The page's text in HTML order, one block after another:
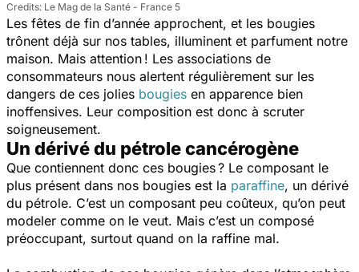
Le Mag de la Santé - France 5
Les fêtes de fin d’année approchent, et les bougies
trônent déjà sur nos tables, illuminent et parfument notre
maison. Mais attention ! Les associations de
consommateurs nous alertent régulièrement sur les
dangers de ces jolies bougies en apparence bien
inoffensives. Leur composition est donc à scruter
soigneusement.
Un dérivé du pétrole cancérogène
Que contiennent donc ces bougies ? Le composant le
plus présent dans nos bougies est la paraffine, un dérivé
du pétrole. C’est un composant peu coûteux, qu’on peut
modeler comme on le veut. Mais c’est un composé
préoccupant, surtout quand on la raffine mal.